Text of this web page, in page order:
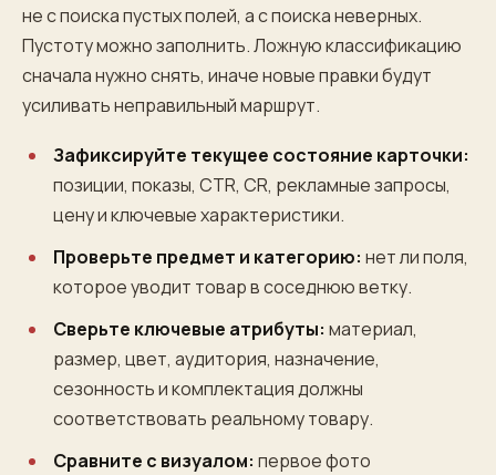
не с поиска пустых полей, а с поиска неверных.
Пустоту можно заполнить. Ложную классификацию
сначала нужно снять, иначе новые правки будут
усиливать неправильный маршрут.
Зафиксируйте текущее состояние карточки:
позиции, показы, CTR, CR, рекламные запросы,
цену и ключевые характеристики.
Проверьте предмет и категорию: нет ли поля,
которое уводит товар в соседнюю ветку.
Сверьте ключевые атрибуты: материал,
размер, цвет, аудитория, назначение,
сезонность и комплектация должны
соответствовать реальному товару.
Сравните с визуалом: первое фото